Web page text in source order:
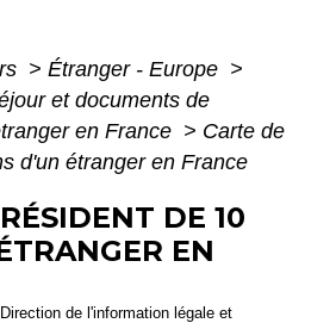
> Étranger - Europe >
et documents de
en France > Carte de
d'un étranger en France
DE 10
EN
de l'information légale et